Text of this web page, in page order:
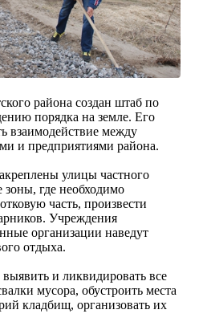
района создан штаб по
порядка на земле. Его
взаимодействие между
и предприятиями района.
улицы частного
где необходимо
часть, произвести
Учреждения
организации наведут
отдыха.
и ликвидировать все
мусора, обустроить места
кладбищ, организовать их